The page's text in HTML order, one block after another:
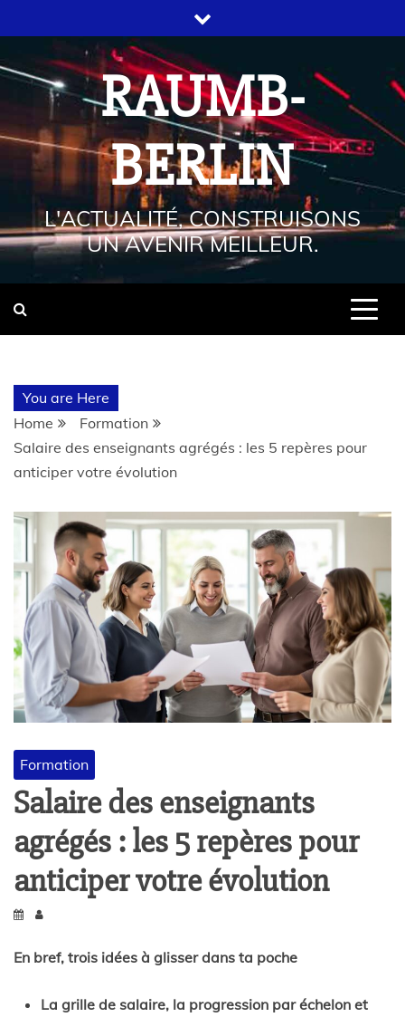
RAUMB-
BERLIN
L'ACTUALITÉ, CONSTRUISONS
UN AVENIR MEILLEUR.
You are Here
Home
Formation
Salaire des enseignants agrégés : les 5 repères pour
anticiper votre évolution
Formation
Salaire des enseignants
agrégés : les 5 repères pour
anticiper votre évolution
En bref, trois idées à glisser dans ta poche
La grille de salaire, la progression par échelon et